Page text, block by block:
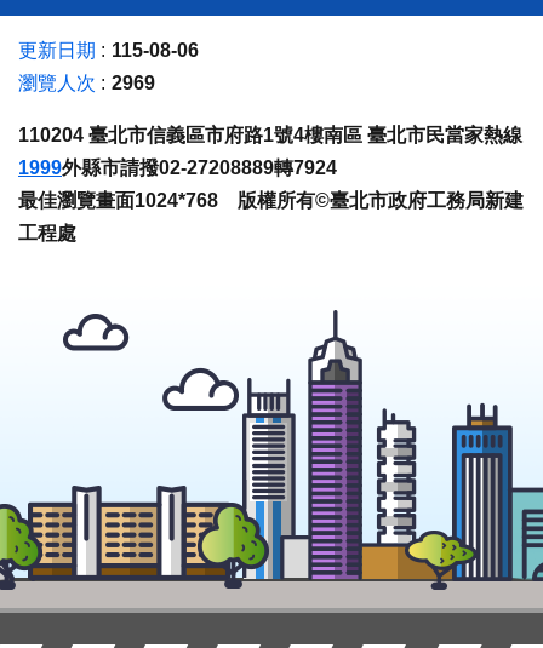
更新日期
115-08-06
瀏覽人次
2969
110204 臺北市信義區市府路1號4樓南區 臺北市民當家熱線
1999外縣市請撥02-27208889轉7924
最佳瀏覽畫面1024*768 版權所有©臺北市政府工務局新建
工程處